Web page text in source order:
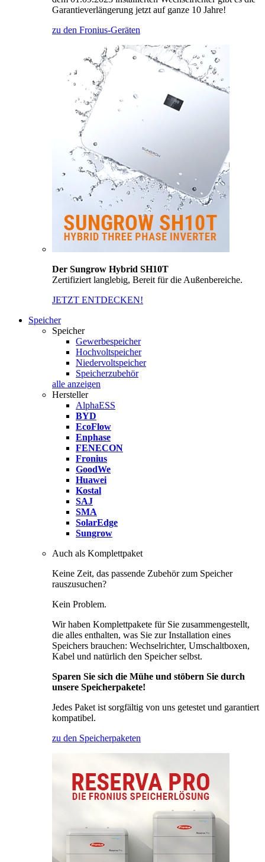
Garantieverlängerung jetzt auf ganze 10 Jahre!
zu den Fronius-Geräten
Der Sungrow Hybrid SH10T
Zertifiziert langlebig, Bereit für die Außenbereiche.
JETZT ENTDECKEN!
Speicher
Speicher
Gewerbespeicher
Hochvoltspeicher
Niedervoltspeicher
Speicherzubehör
alle anzeigen
Hersteller
AlphaESS
BYD
EcoFlow
Enphase
FENECON
Fronius
GoodWe
Huawei
Kostal
SAJ
SMA
SolarEdge
Sungrow
Auch als Komplettpaket
Keine Zeit, das passende Zubehör zum Speicher
rauszusuchen?
Kein Problem.
Wir haben Komplettpakete für Sie zusammengestellt,
die alles enthalten, was Sie zur Installation eines
Speichers brauchen: Wechselrichter, Umschaltboxen,
Kabel und natürlich den Speicher selbst.
Sparen Sie sich die Mühe und stöbern Sie durch
unsere Speicherpakete!
Jedes Paket ist sorgfältig von uns getestet und garantiert
kompatibel.
zu den Speicherpaketen